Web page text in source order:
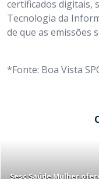
certificados digitais,
Tecnologia da
de que as emissões
*Fonte: Boa Vista
Sesc Saúde Mulher